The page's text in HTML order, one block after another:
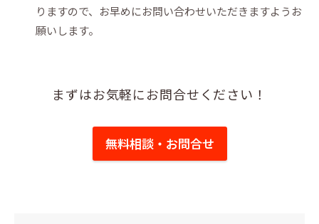
りますので、お早めにお問い合わせいただきますようお
願いします。
まずはお気軽にお問合せください！
無料相談・お問合せ